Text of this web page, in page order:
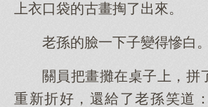
上衣口袋的古畫掏了出來。
老孫的臉一下子變得慘白。
關員把畫攤在桌子上，拼
重新折好，還給了老孫笑道